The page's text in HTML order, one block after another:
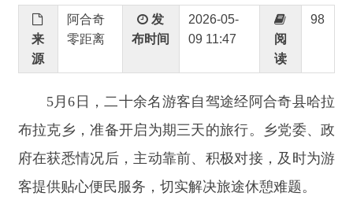
5月6日，二十余名游客自驾途经阿合奇县
哈拉
布拉克乡，准备开启为期三天的旅行。乡党委、政
客提供贴心便民服务，切实解决旅途休憩难题。
为给游客营造舒适安心的休闲环境
，工作人员